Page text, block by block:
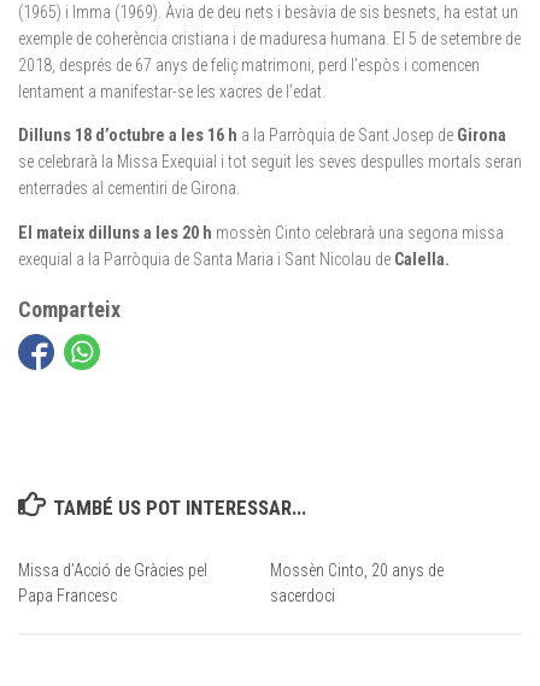
(1965) i Imma (1969). Àvia de deu nets i besàvia de sis besnets, ha estat un
exemple de coherència cristiana i de maduresa humana. El 5 de setembre de
2018, després de 67 anys de feliç matrimoni, perd l’espòs i comencen
lentament a manifestar-se les xacres de l’edat.
Dilluns 18 d’octubre a les 16 h a la Parròquia de Sant Josep de Girona
se celebrarà la Missa Exequial i tot seguit les seves despulles mortals seran
enterrades al cementiri de Girona.
El mateix dilluns a les 20 h mossèn Cinto celebrarà una segona missa
exequial a la Parròquia de Santa Maria i Sant Nicolau de Calella.
Comparteix
TAMBÉ US POT INTERESSAR...
Missa d’Acció de Gràcies pel
Papa Francesc
Mossèn Cinto, 20 anys de
sacerdoci